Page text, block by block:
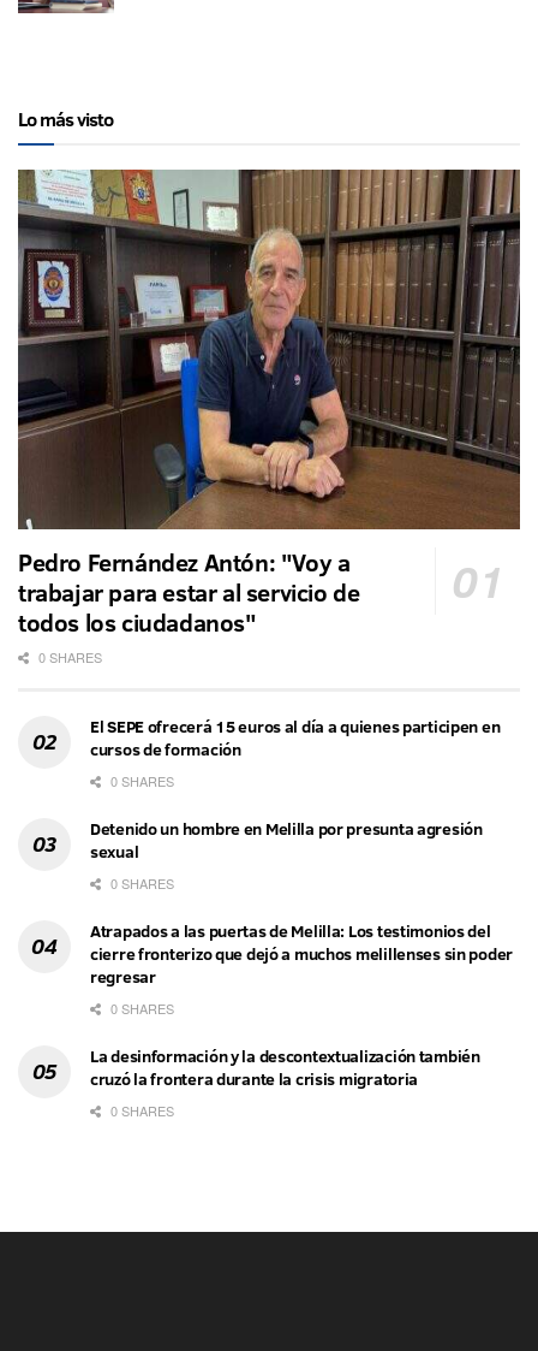
Lo más visto
Pedro Fernández Antón: "Voy a
trabajar para estar al servicio de
todos los ciudadanos"
0 SHARES
El SEPE ofrecerá 15 euros al día a quienes participen en
cursos de formación
0 SHARES
Detenido un hombre en Melilla por presunta agresión
sexual
0 SHARES
Atrapados a las puertas de Melilla: Los testimonios del
cierre fronterizo que dejó a muchos melillenses sin poder
regresar
0 SHARES
La desinformación y la descontextualización también
cruzó la frontera durante la crisis migratoria
0 SHARES